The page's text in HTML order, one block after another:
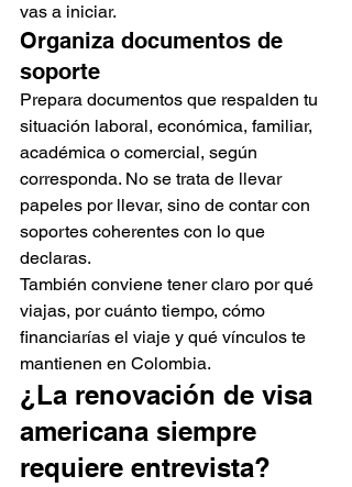
vas a iniciar.
Organiza documentos de
soporte
Prepara documentos que respalden tu
situación laboral, económica, familiar,
académica o comercial, según
corresponda. No se trata de llevar
papeles por llevar, sino de contar con
soportes coherentes con lo que
declaras.
También conviene tener claro por qué
viajas, por cuánto tiempo, cómo
financiarías el viaje y qué vínculos te
mantienen en Colombia.
¿La renovación de visa
americana siempre
requiere entrevista?